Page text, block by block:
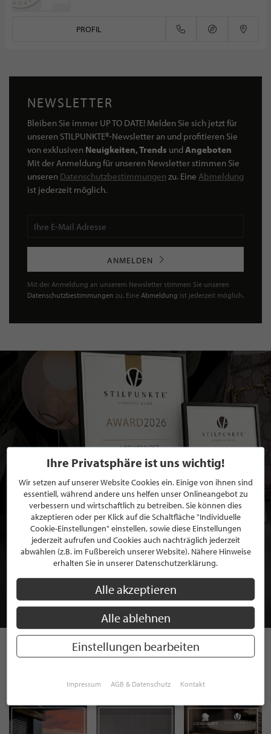
PROFIL
NEWSLETTER
Bleiben Sie immer UP TO DATE! Melden Sie sich jetzt für
unseren STILPUNKTE®-Newsletter an und profitieren Sie
von exklusiven Neuigkeiten, Trends undAngeboten
Mit der Anmeldung für unseren Newsletter stimmen Sie
unseren Datenschutzbestimmungen zu. Eine Abmeldung
ist jederzeit möglich.
ANMELDEN
Mit der Anmeldung an unserem Newsletter stimmen Sie unseren
Datenschutzbestimmungen zu. Eine Abmeldung ist jederzeit möglich.
BEWERBEN SIE SICH FÜR EINE GRATIS
MITGLIEDSCHAFT BEI STILPUNKTE®
JETZT GRATIS BEWERBEN
INSTAGRAM
Ihre Privatsphäre ist uns wichtig!
Wir setzen auf unserer Website Cookies ein. Einige von ihnen sind
essentiell, während andere uns helfen unser Onlineangebot zu
verbessern und wirtschaftlich zu betreiben. Sie können dies
akzeptieren oder per Klick auf die Schaltfläche "Individuelle
Cookie-Einstellungen" einstellen, sowie diese Einstellungen
jederzeit aufrufen und Cookies auch nachträglich jederzeit
abwählen (z.B. im Fußbereich unserer Website). Nähere Hinweise
erhalten Sie in unserer Datenschutzerklärung.
Alle akzeptieren
Alle ablehnen
Einstellungen bearbeiten
Impressum AGB & Datenschutz Kontakt